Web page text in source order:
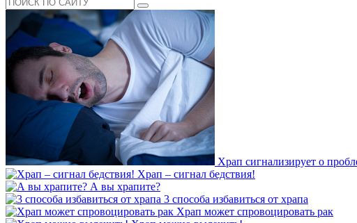
Храп сигнализирует о
Храп – сигнал бедствия!
А вы храпите?
3 способа избавиться от храпа
Храп может спровоцировать рак